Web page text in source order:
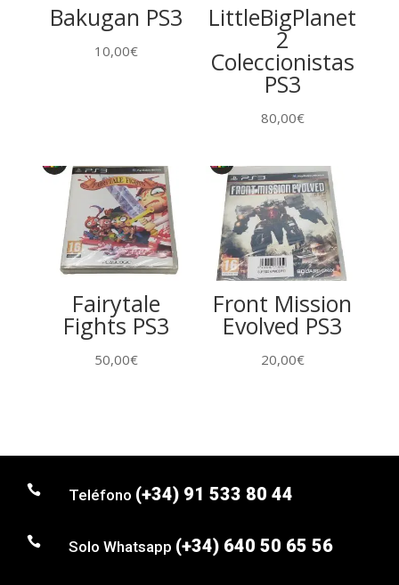
Bakugan PS3
10,00€
LittleBigPlanet
2
Coleccionistas
PS3
80,00€
Fairytale
Fights PS3
50,00€
Front Mission
Evolved PS3
20,00€
 Teléfono (+34) 91 533 80 44
 Solo Whatsapp (+34) 640 50 65 56